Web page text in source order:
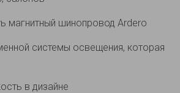
магнитный шинопровод Ardero
системы освещения, которая
в дизайне